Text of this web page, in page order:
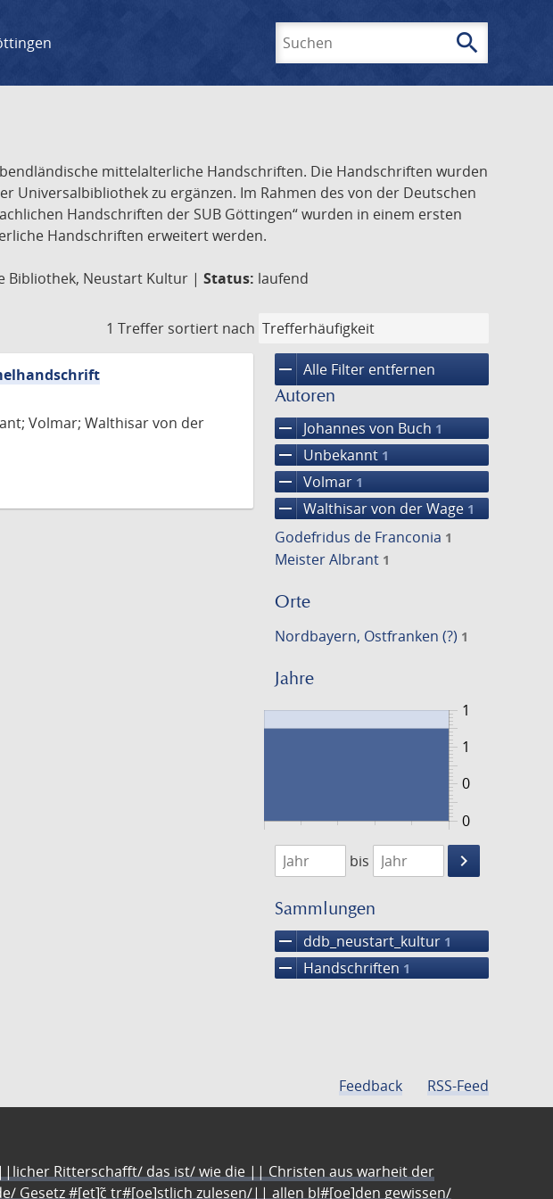
search
mittelalterliche Handschriften. Die Handschriften wurden
Universalbibliothek zu ergänzen. Im Rahmen des von der Deutschen
Handschriften der SUB Göttingen“ wurden in einem ersten
Handschriften erweitert werden.
Bibliothek, Neustart Kultur | Status: laufend
1 Treffer sortiert nach
remove Alle Filter entfernen
Autoren
remove Johannes von Buch 1
remove Unbekannt 1
remove Volmar 1
remove Walthisar von der Wage 1
Godefridus de Franconia 1
Meister Albrant 1
Orte
Nordbayern, Ostfranken (?) 1
Jahre
0
1
0
1
1474
1475
bis
keyboard_arrow_right
Suche
Sammlungen
remove ddb_neustart_kultur 1
remove Handschriften 1
Volmar; Walthisar von der
Feedback RSS-Feed
Ritterschafft/ das ist/ wie die || Christen aus warheit der
Gesetz #[et]c̃ tr#[oe]stlich zulesen/|| allen bl#[oe]den gewissen/